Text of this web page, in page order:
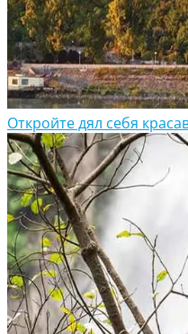
Откройте дял себя